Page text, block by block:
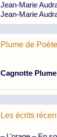
Jean-Marie
Jean-Marie
Plume de
Cagnotte
Les écrits